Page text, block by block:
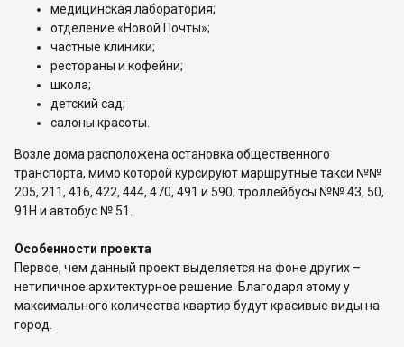
медицинская лаборатория;
отделение «Новой Почты»;
частные клиники;
рестораны и кофейни;
школа;
детский сад;
салоны красоты.
Возле дома расположена остановка общественного
транспорта, мимо которой курсируют маршрутные такси №№
205, 211, 416, 422, 444, 470, 491 и 590; троллейбусы №№ 43, 50,
91Н и автобус № 51.
Особенности проекта
Первое, чем данный проект выделяется на фоне других –
нетипичное архитектурное решение. Благодаря этому у
максимального количества квартир будут красивые виды на
город.